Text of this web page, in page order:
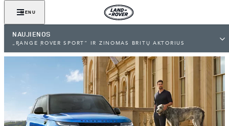
MENU
NAUJIENOS
„RANGE ROVER SPORT“ IR ŽINOMAS BRITŲ AKTORIUS